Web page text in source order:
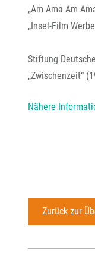
„Am Ama Am
„Insel-Film
Stiftung
„Zwischenzeit“
Nähere
Zurück zur